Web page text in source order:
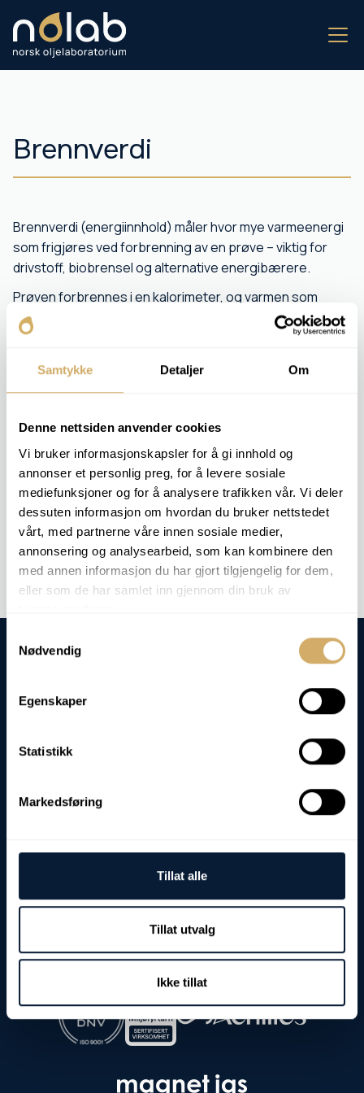
Samtykke Detaljer Om
Denne nettsiden anvender cookies
Vi bruker informasjonskapsler for å gi innhold og
annonser et personlig preg, for å levere sosiale
mediefunksjoner og for å analysere trafikken vår. Vi deler
dessuten informasjon om hvordan du bruker nettstedet
vårt, med partnerne våre innen sosiale medier,
annonsering og analysearbeid, som kan kombinere den
med annen informasjon du har gjort tilgjengelig for dem,
eller som de har samlet inn gjennom din bruk av
Nødvendig
Egenskaper
Statistikk
Markedsføring
Tillat alle
Tillat utvalg
Ikke tillat
Brennverdi
Brennverdi (energiinnhold) måler hvor mye varmeenergi
som frigjøres ved forbrenning av en prøve – viktig for
drivstoff, biobrensel og alternative energibærere.
Prøven forbrennes i en kalori­meter, og varmen som
frigjøres registreres i MJ/kg eller kWh/kg.
og økonomi, og brukes til sammenligning mellom ulike
Denne analysen inngår ikke noen spesiell analysepakke - men vi
kan utføre analysen på forespørsel.
Bestill analyse -Brennverdi
Org.nr./EHF:
Tlf: (+47) 74 39 37 90
E-post: post@nolab.no